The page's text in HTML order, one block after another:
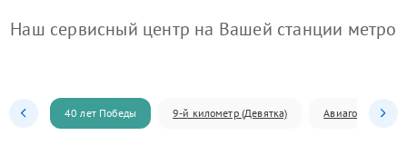
Наш сервисный центр на Вашей станции метро
40 лет Победы 9-й километр (Девятка) Авиагородок